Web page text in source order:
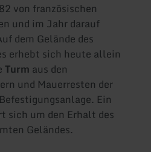
von französischen
und im Jahr darauf
dem Gelände des
erhebt sich heute allein
Turm aus den
und Mauerresten der
Ein
sich um den Erhalt des
Geländes.